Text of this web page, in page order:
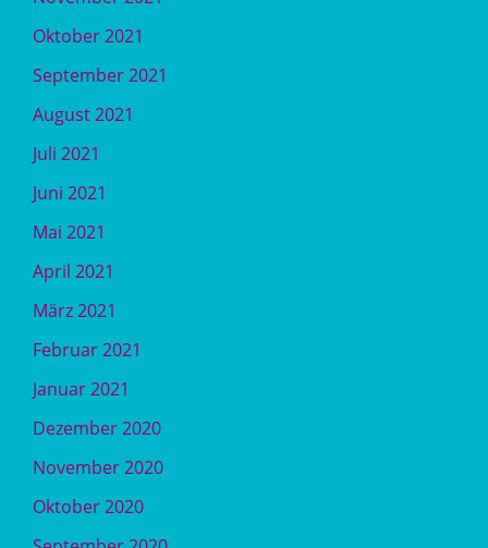
Oktober 2021
September 2021
August 2021
Juli 2021
Juni 2021
Mai 2021
April 2021
März 2021
Februar 2021
Januar 2021
Dezember 2020
November 2020
Oktober 2020